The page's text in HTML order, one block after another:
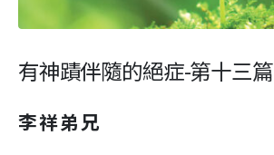
有神蹟伴隨的絕症-第十三篇
李祥弟兄